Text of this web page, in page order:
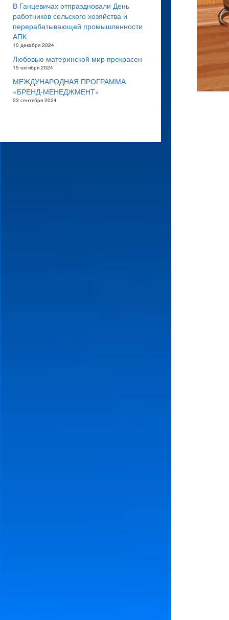
В Ганцевичах отпраздновали День
работников сельского хозяйства и
перерабатывающей промышленности
АПК
10 декабря 2024
Любовью материнской мир прекрасен
15 октября 2024
МЕЖДУНАРОДНАЯ ПРОГРАММА
«БРЕНД-МЕНЕДЖМЕНТ»
23 сентября 2024